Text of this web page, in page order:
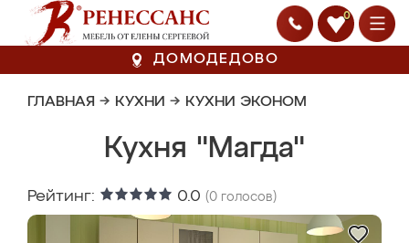
0
ДОМОДЕДОВО
ГЛАВНАЯ → КУХНИ → КУХНИ ЭКОНОМ
Кухня "Магда"
Рейтинг: 0.0 (0 голосов)